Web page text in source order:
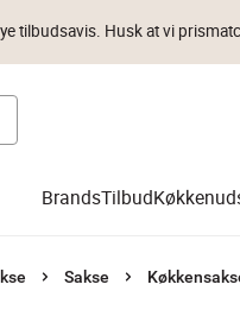
tilbudsavis. Husk at vi
BrandsTilbud
Sakse